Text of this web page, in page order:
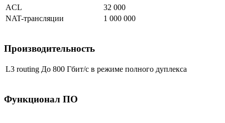
ACL
32 000
NAT-трансляции
1 000 000
Производительность
L3 routing До 800 Гбит/с в режиме полного дуплекса
Функционал ПО